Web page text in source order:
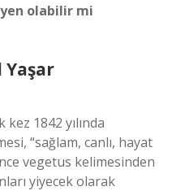
olabilir mi
Yaşar
1842 yılında
“sağlam, canlı, hayat
vegetus kelimesinden
yiyecek olarak